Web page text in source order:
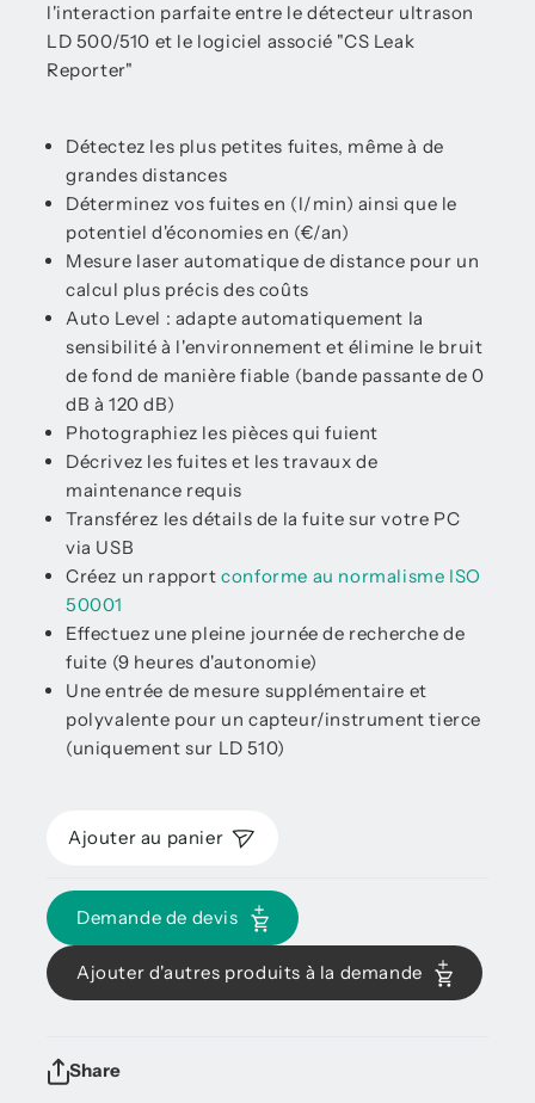
l'interaction parfaite entre le détecteur ultrason
LD 500/510 et le logiciel associé "CS Leak
Reporter"
Détectez les plus petites fuites, même à de
grandes distances
Déterminez vos fuites en (l/min) ainsi que le
potentiel d'économies en (€/an)
Mesure laser automatique de distance pour un
calcul plus précis des coûts
Auto Level : adapte automatiquement la
sensibilité à l'environnement et élimine le bruit
de fond de manière fiable (bande passante de 0
dB à 120 dB)
Photographiez les pièces qui fuient
Décrivez les fuites et les travaux de
maintenance requis
Transférez les détails de la fuite sur votre PC
via USB
Créez un rapportconforme au normalisme ISO
50001
Effectuez une pleine journée de recherche de
fuite (9 heures d'autonomie)
Une entrée de mesure supplémentaire et
polyvalente pour un capteur/instrument tierce
(uniquement sur LD 510)
Ajouter au panier
Demande de devis
Ajouter d'autres produits à la demande
Share